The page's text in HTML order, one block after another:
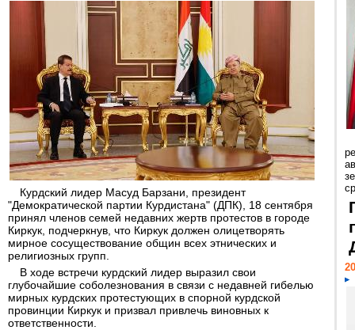
Курдский лидер Масуд Барзани, президент
"Демократической партии Курдистана" (ДПК), 18 сентября
принял членов семей недавних жертв протестов в городе
Киркук, подчеркнув, что Киркук должен олицетворять
мирное сосуществование общин всех этнических и
религиозных групп.
В ходе встречи курдский лидер выразил свои
глубочайшие соболезнования в связи с недавней гибелью
мирных курдских протестующих в спорной курдской
провинции Киркук и призвал привлечь виновных к
ответственности.